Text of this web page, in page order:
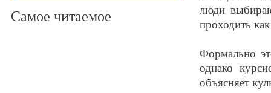
Самое читаемое
люди
проходить
Формально
однако
объясняет